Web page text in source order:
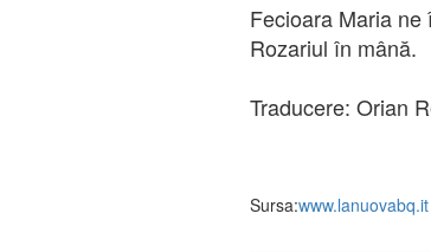
Fecioara Maria
Rozariul în mână.
Traducere: Orian
Sursa:www.lanuovabq.it